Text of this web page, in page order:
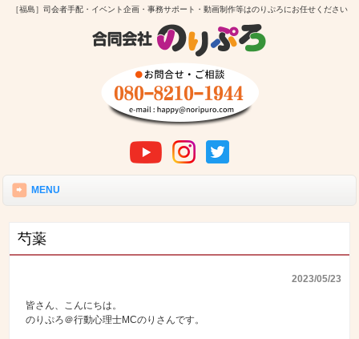
［福島］司会者手配・イベント企画・事務サポート・動画制作等はのりぷろにお任せください
MENU
芍薬
2023/05/23
皆さん、こんにちは。
のりぷろ＠行動心理士MCのりさんです。